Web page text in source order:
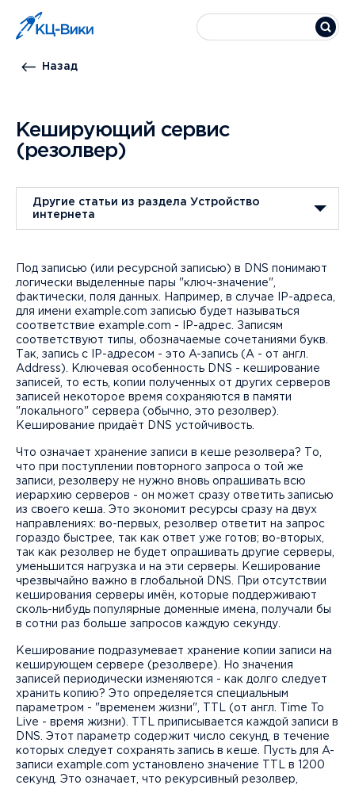
Назад
Кеширующий сервис
(резолвер)
Другие статьи из раздела Устройство
интернета
Под записью (или ресурсной записью) в DNS понимают
логически выделенные пары "ключ-значение",
фактически, поля данных. Например, в случае IP-адреса,
для имени example.com записью будет называться
соответствие example.com - IP-адрес. Записям
соответствуют типы, обозначаемые сочетаниями букв.
Так, запись с IP-адресом - это A-запись (A - от англ.
Address). Ключевая особенность DNS - кеширование
записей, то есть, копии полученных от других серверов
записей некоторое время сохраняются в памяти
"локального" сервера (обычно, это резолвер).
Кеширование придаёт DNS устойчивость.
Что означает хранение записи в кеше резолвера? То,
что при поступлении повторного запроса о той же
записи, резолверу не нужно вновь опрашивать всю
иерархию серверов - он может сразу ответить записью
из своего кеша. Это экономит ресурсы сразу на двух
направлениях: во-первых, резолвер ответит на запрос
гораздо быстрее, так как ответ уже готов; во-вторых,
так как резолвер не будет опрашивать другие серверы,
уменьшится нагрузка и на эти серверы. Кеширование
чрезвычайно важно в глобальной DNS. При отсутствии
кеширования серверы имён, которые поддерживают
сколь-нибудь популярные доменные имена, получали бы
в сотни раз больше запросов каждую секунду.
Кеширование подразумевает хранение копии записи на
кеширующем сервере (резолвере). Но значения
записей периодически изменяются - как долго следует
хранить копию? Это определяется специальным
параметром - "временем жизни", TTL (от англ. Time To
Live - время жизни). TTL приписывается каждой записи в
DNS. Этот параметр содержит число секунд, в течение
которых следует сохранять запись в кеше. Пусть для A-
записи example.com установлено значение TTL в 1200
секунд. Это означает, что рекурсивный резолвер,